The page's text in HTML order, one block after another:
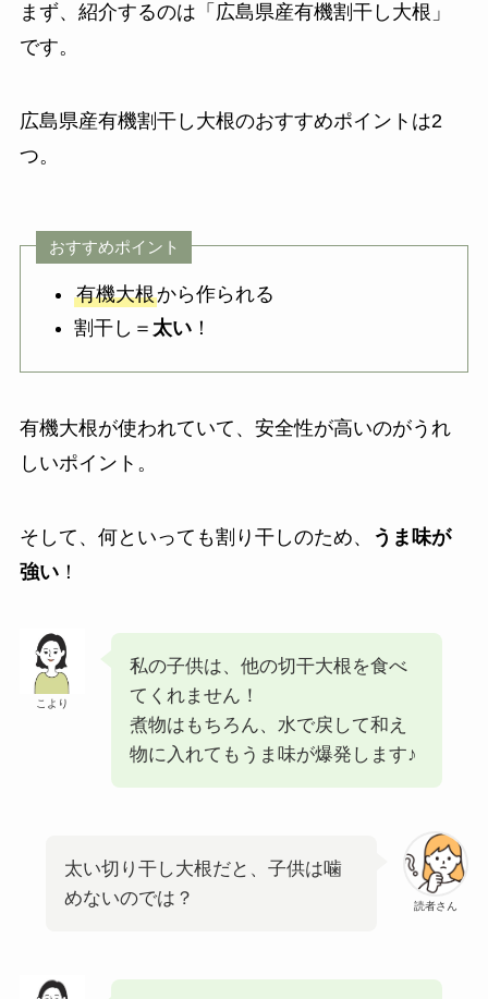
まず、紹介するのは「広島県産有機割干し大根」
です。
広島県産有機割干し大根のおすすめポイントは2
つ。
おすすめポイント
有機大根から作られる
割干し＝ 太い ！
有機大根が使われていて、安全性が高いのがうれ
しいポイント。
そして、何といっても割り干しのため、
うま味が
強い！
こより
私の子供は、他の切干大根を食べ
てくれません！
煮物はもちろん、水で戻して和え
物に入れてもうま味が爆発します♪
読者さん
太い切り干し大根だと、子供は噛
めないのでは？